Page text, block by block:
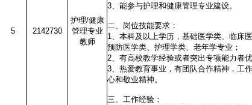
5 2142730
护理/健康
管理专业
教师
3、能参与护理和健康管理专业建设。
二、岗位技能要求：
1、本科及以上学历，基础医学类、临床
预防医学类、护理学类、老年学专业；
2、有高校教学经验或者突出专项能力者优
3、热爱教育事业，有团队合作精神，工
心和敬业精神。
三、工作经验：